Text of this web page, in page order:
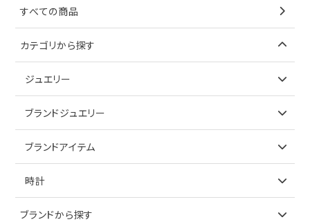
すべての商品
カテゴリから探す
ジュエリー
アイテムで探す
ブランドジュエリー
アイテムで探す
ブランドアイテム
アイテムで探す
時計
ブランドで探す
ブランドから探す